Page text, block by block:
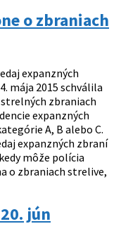
o zbraniach
expanzných
mája 2015 schválila
strelných zbraniach
expanzných
A, B alebo C.
expanzných zbraní
môže polícia
o zbraniach strelive,
jún